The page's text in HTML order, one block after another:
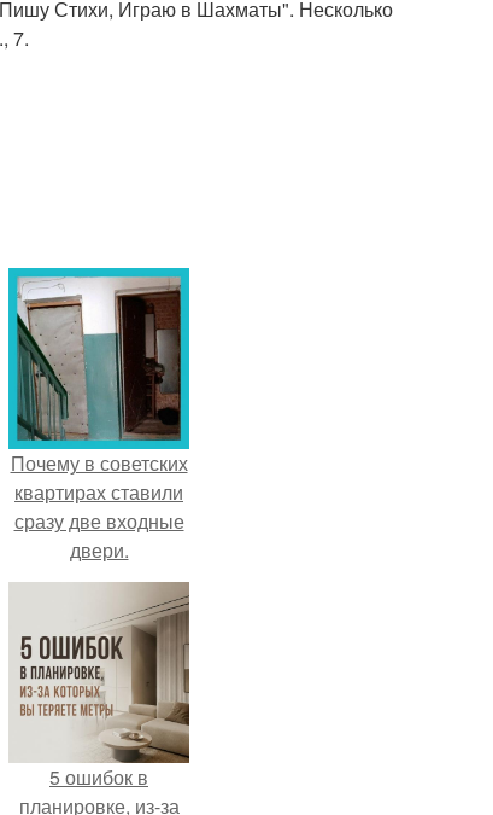
Стихи, Играю в Шахматы". Несколько
7.
Почему в советских
квартирах ставили
сразу две входные
двери.
5 ошибок в
планировке, из-за